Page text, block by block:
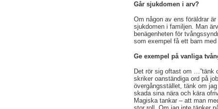
Går sjukdomen i arv?
Om någon av ens föräldrar
sjukdomen i familjen. Man
benägenheten för
som exempel få ett barn
Ge exempel på vanliga
Det rör sig oftast om …”tänk
skriker oanständiga ord på
övergångsstället, tänk om
skada sina nära och kära
Magiska tankar – att man